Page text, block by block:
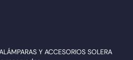
Y ACCESORIOS SOLERA